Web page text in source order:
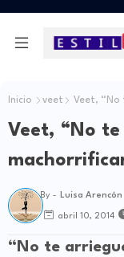
Inicio veet Veet, “No
Veet, “No
By - Luisa Arencón
abril 10, 2014
“No te